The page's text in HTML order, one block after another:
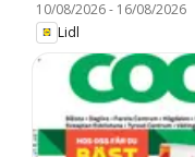
10/08/2026- 16/08/2026
Lidl